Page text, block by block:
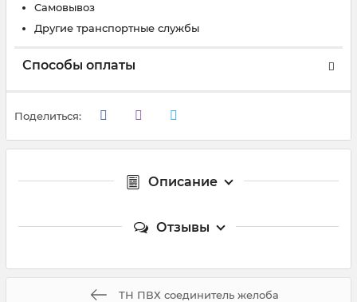
Самовывоз
Другие транспортные службы
Способы оплаты
Поделиться:
Описание
Отзывы
ТН ПВХ соединитель желоба